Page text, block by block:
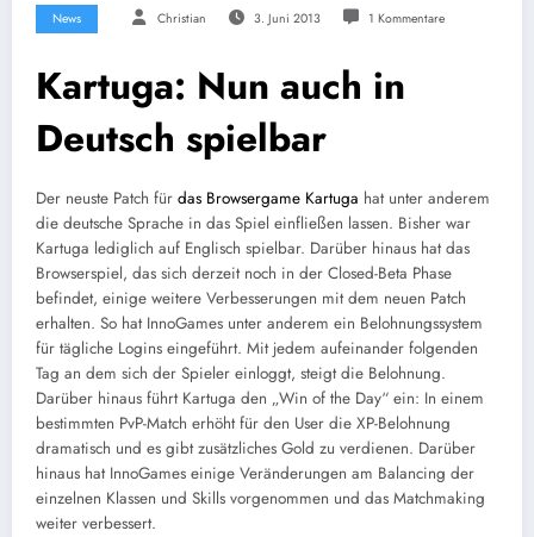
News Christian 3. Juni 2013 1 Kommentare
Kartuga: Nun auch in
Deutsch spielbar
Der neuste Patch für das Browsergame Kartuga hat unter anderem
die deutsche Sprache in das Spiel einfließen lassen. Bisher war
Kartuga lediglich auf Englisch spielbar. Darüber hinaus hat das
Browserspiel, das sich derzeit noch in der Closed-Beta Phase
befindet, einige weitere Verbesserungen mit dem neuen Patch
erhalten. So hat InnoGames unter anderem ein Belohnungssystem
für tägliche Logins eingeführt. Mit jedem aufeinander folgenden
Tag an dem sich der Spieler einloggt, steigt die Belohnung.
Darüber hinaus führt Kartuga den „Win of the Day“ ein: In einem
bestimmten PvP-Match erhöht für den User die XP-Belohnung
dramatisch und es gibt zusätzliches Gold zu verdienen. Darüber
hinaus hat InnoGames einige Veränderungen am Balancing der
einzelnen Klassen und Skills vorgenommen und das Matchmaking
weiter verbessert.